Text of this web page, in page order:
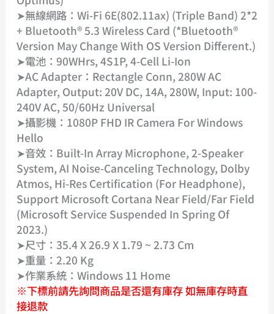
➤無線網路：Wi-Fi 6E(802.11ax) (Triple Band) 2*2
+ Bluetooth® 5.3 Wireless Card (*Bluetooth®
Version May Change With OS Version Different.)
➤電池：90WHrs, 4S1P, 4-Cell Li-Ion
➤AC Adapter：Rectangle Conn, 280W AC
Adapter, Output: 20V DC, 14A, 280W, Input: 100-
240V AC, 50/60Hz Universal
➤攝影機：1080P FHD IR Camera For Windows
Hello
➤音效：Built-In Array Microphone, 2-Speaker
System, AI Noise-Canceling Technology, Dolby
Atmos, Hi-Res Certification (for Headphone),
Support Microsoft Cortana Near Field/far Field
(Microsoft Service Suspended In Spring Of
2023.)
➤尺寸：35.4 X 26.9 X 1.79 ~ 2.73 Cm
➤重量：2.20 Kg
➤作業系統：Windows 11 Home
※下標前請先詢問商品是否還有庫存 如無庫存時直
接退款